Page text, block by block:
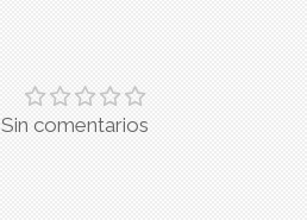
Sin comentarios